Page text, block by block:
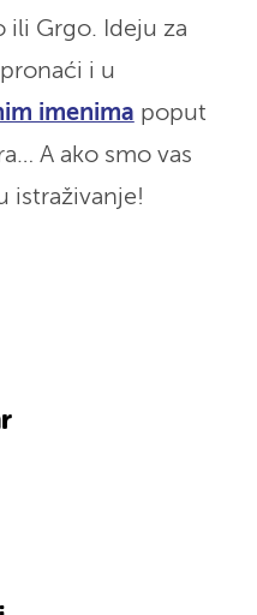
ili Grgo. Ideju za
i u
imenima poput
A ako smo vas
istraživanje!